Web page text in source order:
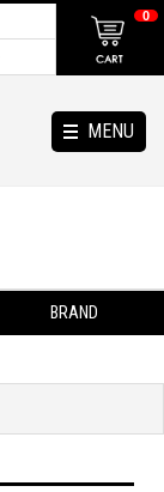
MENU
0
BRAND